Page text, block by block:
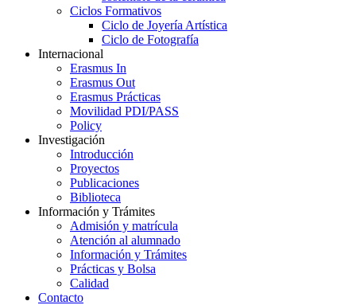
Ciclos Formativos
Ciclo de Joyería Artística
Ciclo de Fotografía
Internacional
Erasmus In
Erasmus Out
Erasmus Prácticas
Movilidad PDI/PASS
Policy
Investigación
Introducción
Proyectos
Publicaciones
Biblioteca
Información y Trámites
Admisión y matrícula
Atención al alumnado
Información y Trámites
Prácticas y Bolsa
Calidad
Contacto